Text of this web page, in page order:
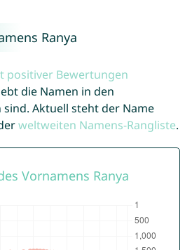
Ranya
positiver Bewertungen
die Namen in den
Aktuell steht der Name
weltweiten Namens-Rangliste.